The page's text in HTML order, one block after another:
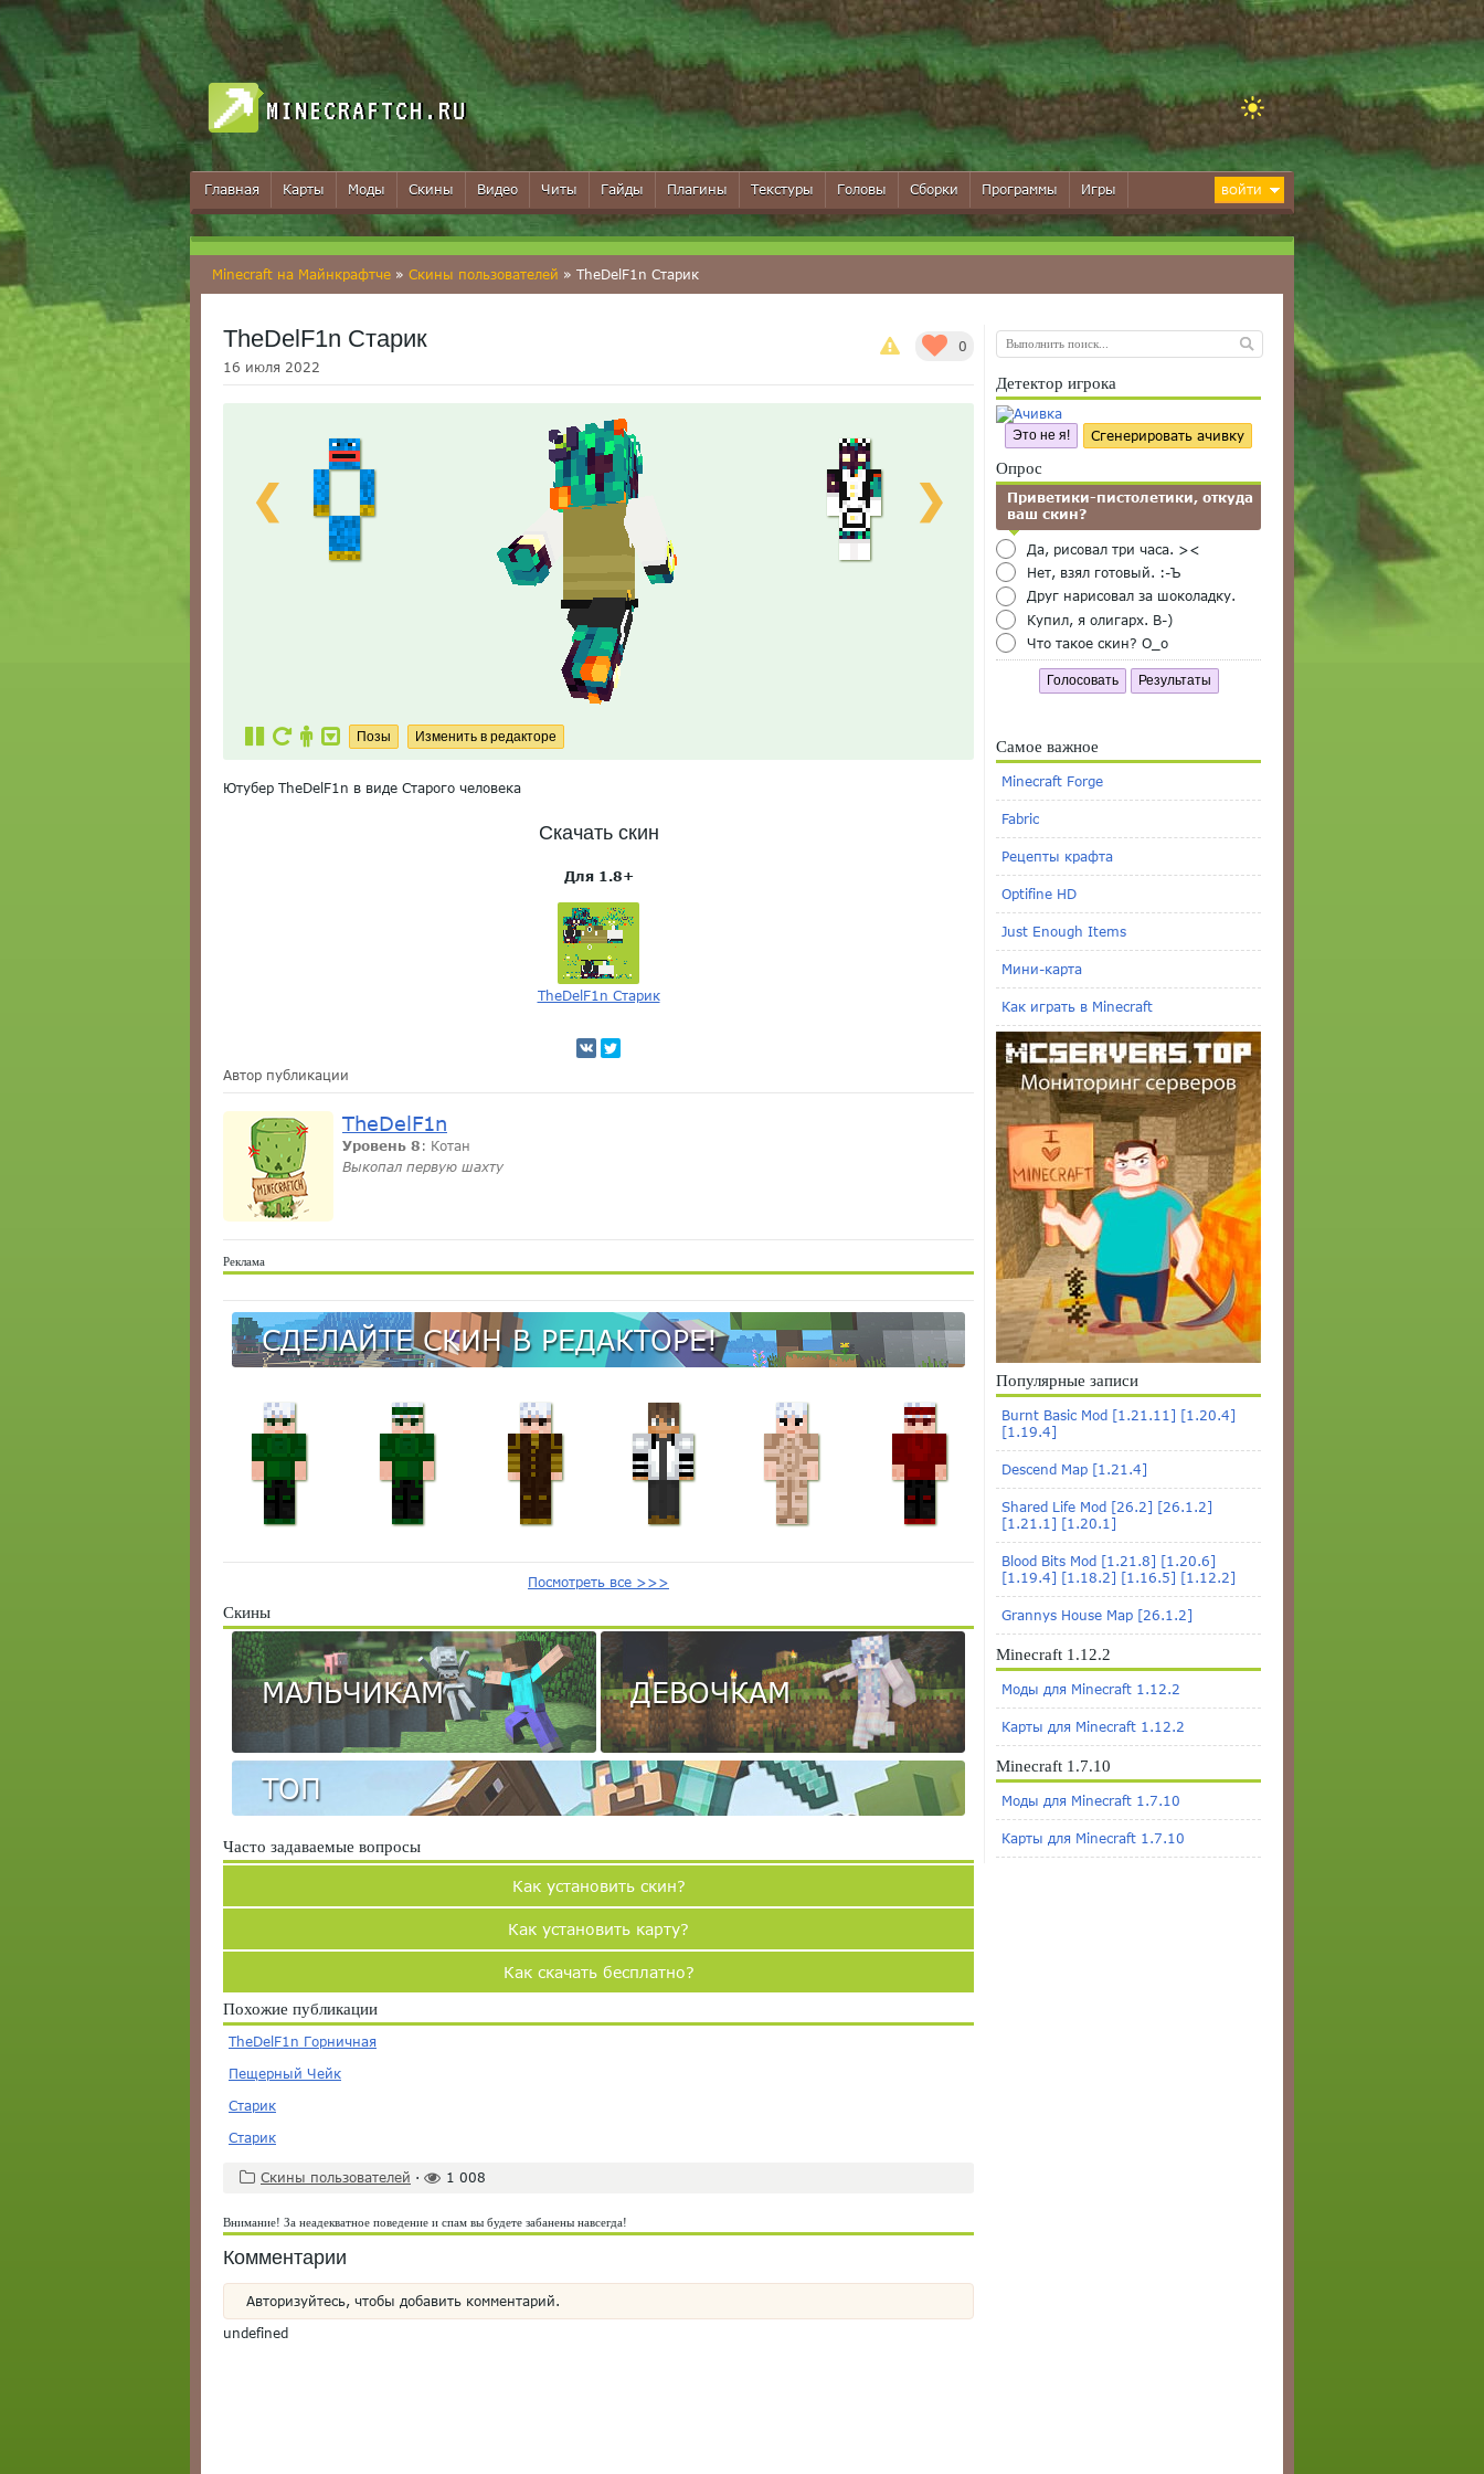
MINECRAFTCH.RU
Главная Карты Моды Скины Видео Читы Гайды Плагины Текстуры Головы Сборки Программы Игры ВОЙТИ
Minecraft на Майнкрафтче » Скины пользователей » TheDelF1n Старик
0
TheDelF1n Старик
16 июля 2022
❮ ❯
Ютубер TheDelF1n в виде Старого человека
Скачать скин
Для 1.8+
TheDelF1n Старик
Автор публикации
TheDelF1n
Уровень 8 : Котан
Выкопал первую шахту
Реклама
СДЕЛАЙТЕ СКИН В РЕДАКТОРЕ!
Посмотреть все >>>
Скины
МАЛЬЧИКАМ ДЕВОЧКАМ
ТОП
Часто задаваемые вопросы
Как установить скин?
Как установить карту?
Как скачать бесплатно?
Похожие публикации
TheDelF1n Горничная
Пещерный Чейк
Старик
Старик
Скины пользователей · 1 008
Внимание! За неадекватное поведение и спам вы будете забанены навсегда!
Комментарии
Авторизуйтесь, чтобы добавить комментарий.
undefined
Детектор игрока
Это не я! Сгенерировать ачивку
Опрос
Приветики-пистолетики, откуда
ваш скин?
Да, рисовал три часа. ><
Нет, взял готовый. :-Ъ
Друг нарисовал за шоколадку.
Купил, я олигарх. B-)
Что такое скин? O_o
Голосовать Результаты
Самое важное
Minecraft Forge
Fabric
Рецепты крафта
Optifine HD
Just Enough Items
Мини-карта
Как играть в Minecraft
Популярные записи
Burnt Basic Mod [1.21.11] [1.20.4]
[1.19.4]
Descend Map [1.21.4]
Shared Life Mod [26.2] [26.1.2]
[1.21.1] [1.20.1]
Blood Bits Mod [1.21.8] [1.20.6]
[1.19.4] [1.18.2] [1.16.5] [1.12.2]
Grannys House Map [26.1.2]
Minecraft 1.12.2
Моды для Minecraft 1.12.2
Карты для Minecraft 1.12.2
Minecraft 1.7.10
Моды для Minecraft 1.7.10
Карты для Minecraft 1.7.10